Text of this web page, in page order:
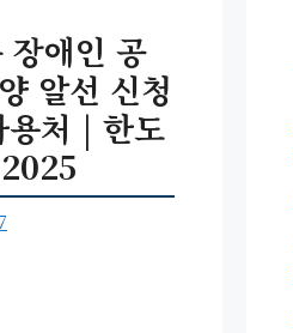
장애인 공
알선 신청
처 | 한도